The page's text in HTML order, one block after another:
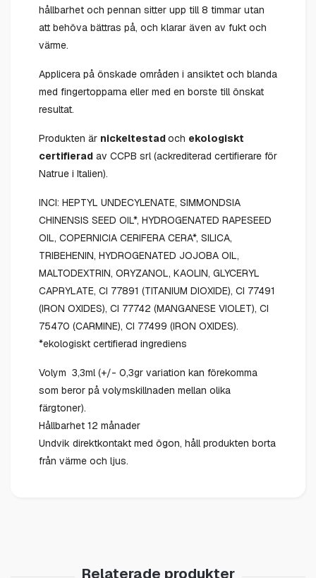
hållbarhet och pennan sitter upp till 8 timmar utan
att behöva bättras på, och klarar även av fukt och
värme.
Applicera på önskade områden i ansiktet och blanda
med fingertopparna eller med en borste till önskat
resultat.
Produkten är nickeltestadoch ekologiskt
certifierad av CCPB srl (ackrediterad certifierare för
Natrue i Italien).
INCI: HEPTYL UNDECYLENATE, SIMMONDSIA
CHINENSIS SEED OIL*, HYDROGENATED RAPESEED
OIL, COPERNICIA CERIFERA CERA*, SILICA,
TRIBEHENIN, HYDROGENATED JOJOBA OIL,
MALTODEXTRIN, ORYZANOL, KAOLIN, GLYCERYL
CAPRYLATE, CI 77891 (TITANIUM DIOXIDE), CI 77491
(IRON OXIDES), CI 77742 (MANGANESE VIOLET), CI
75470 (CARMINE), CI 77499 (IRON OXIDES).
*ekologiskt certifierad ingrediens
Volym 3,3ml (+/- 0,3gr variation kan förekomma
som beror på volymskillnaden mellan olika
färgtoner).
Hållbarhet 12 månader
Undvik direktkontakt med ögon, håll produkten borta
från värme och ljus.